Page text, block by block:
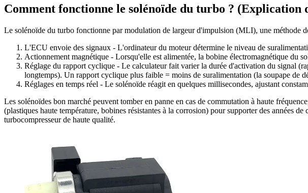
Comment fonctionne le solénoïde du turbo ? (Explication
Le solénoïde du turbo fonctionne par modulation de largeur d'impulsion (MLI), une méthode
L'ECU envoie des signaux - L'ordinateur du moteur détermine le niveau de
Actionnement magnétique - Lorsqu'elle est alimentée, la bobine électromagnétique du
Réglage du rapport cyclique - Le calculateur fait varier la durée d'activation du signal
longtemps). Un rapport cyclique plus faible = moins de suralimentation (la soupape de
Réglages en temps réel - Le solénoïde réagit en quelques millisecondes, ajustant
Les solénoïdes bon marché peuvent tomber en panne en cas de commutation à haute
(plastiques haute température, bobines résistantes à la corrosion) pour supporter des années
turbocompresseur de haute qualité.